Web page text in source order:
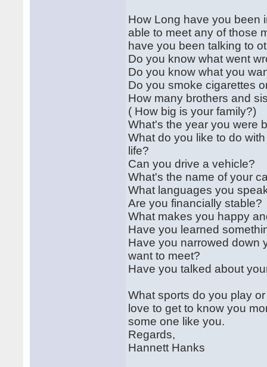
How Long have you been
able to meet any of those
have you been talking to
Do you know what went
Do you know what you
Do you smoke cigarettes
How many brothers and
( How big is your family?)
What's the year you were
What do you like to do
life?
Can you drive a vehicle?
What's the name of your
What languages you
Are you financially stable?
What makes you happy
Have you learned
Have you narrowed down
want to meet?
Have you talked about
What sports do you play
love to get to know you
some one like you.
Regards,
Hannett Hanks